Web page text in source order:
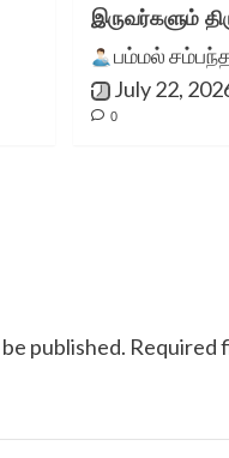
இருவர்களும்
பம்மல்
July 22,
0
published. Required